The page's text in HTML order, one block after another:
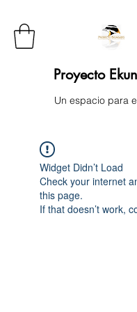
Proyecto
Un espacio para
Widget Didn’t Load
Check your internet
this page.
If that doesn’t work,